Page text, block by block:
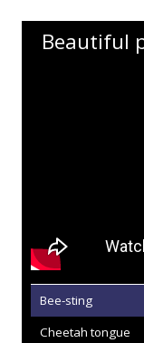
Beautiful
Bee-sting
Cheetah tongue